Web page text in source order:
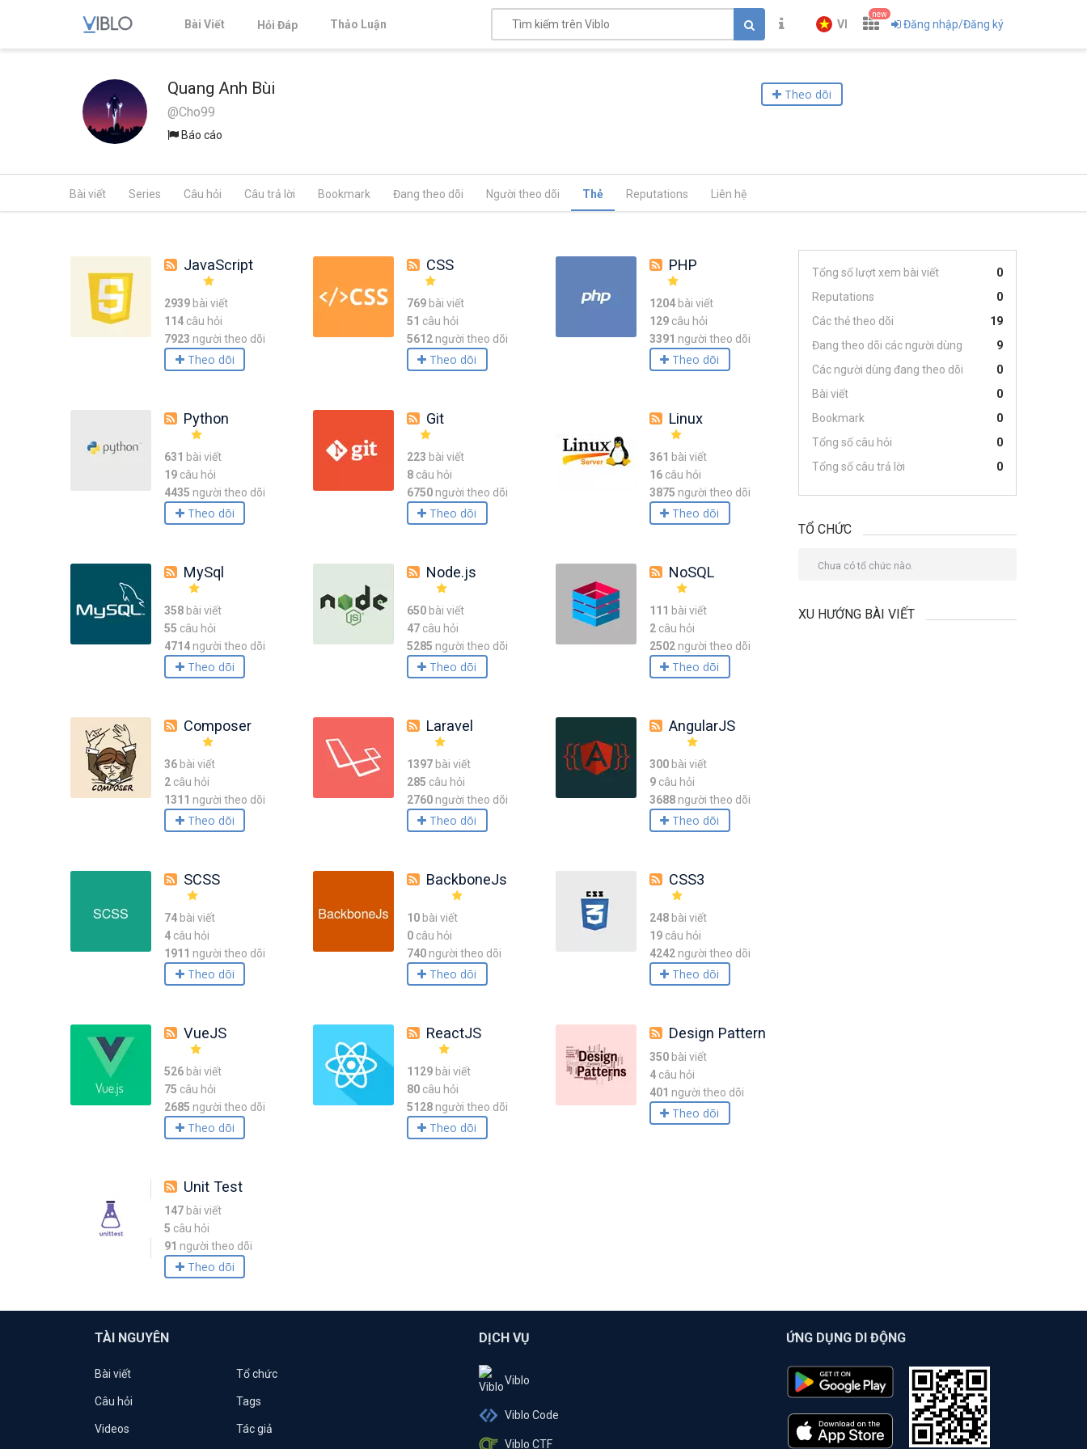
Bài Viết Hỏi Đáp Thảo Luận VI
new
Đăng nhập/Đăng ký
Quang Anh Bùi
@Cho99
Báo cáo
Theo dõi
Bài viết Series Câu hỏi Câu trả lời Bookmark Đang theo dõi Người theo dõi Thẻ Reputations Liên hệ
JavaScript
2939 bài viết
114 câu hỏi
7923 người theo dõi
Theo dõi
CSS
769bài viết
51 câu hỏi
5612 người theo dõi
Theo dõi
PHP
1204bài viết
129câu hỏi
3391 người theo dõi
Theo dõi
Python
631 bài viết
19 câu hỏi
4435 người theo dõi
Theo dõi
Git
223 bài viết
8câu hỏi
6750 người theo dõi
Theo dõi
Linux
361 bài viết
16câu hỏi
3875 người theo dõi
Theo dõi
MySql
358 bài viết
55 câu hỏi
4714 người theo dõi
Theo dõi
Node.js
650bài viết
47câu hỏi
5285 người theo dõi
Theo dõi
NoSQL
111 bài viết
2câu hỏi
2502 người theo dõi
Theo dõi
Composer
36 bài viết
2 câu hỏi
1311 người theo dõi
Theo dõi
Laravel
1397bài viết
285 câu hỏi
2760 người theo dõi
Theo dõi
AngularJS
300bài viết
9câu hỏi
3688 người theo dõi
Theo dõi
SCSS
74 bài viết
4 câu hỏi
1911 người theo dõi
Theo dõi
BackboneJs
10bài viết
0câu hỏi
740 người theo dõi
Theo dõi
CSS3
248bài viết
19câu hỏi
4242 người theo dõi
Theo dõi
VueJS
526 bài viết
75 câu hỏi
2685 người theo dõi
Theo dõi
ReactJS
1129bài viết
80câu hỏi
5128 người theo dõi
Theo dõi
Design Pattern
350bài viết
4câu hỏi
401 người theo dõi
Theo dõi
Unit Test
147 bài viết
5 câu hỏi
91 người theo dõi
Theo dõi
Tổng số lượt xem bài viết
0
Reputations
0
Các thẻ theo dõi
19
Đang theo dõi các người dùng
9
Các người dùng đang theo dõi
0
Bài viết
0
Bookmark
0
Tổng số câu hỏi
0
Tổng số câu trả lời
0
TỔ CHỨC
Chưa có tổ chức nào.
XU HƯỚNG BÀI VIẾT
TÀI NGUYÊN
Bài viết Tổ chức
Câu hỏi Tags
Videos Tác giả
DỊCH VỤ
Viblo
Viblo Code
Viblo CTF
ỨNG DỤNG DI ĐỘNG